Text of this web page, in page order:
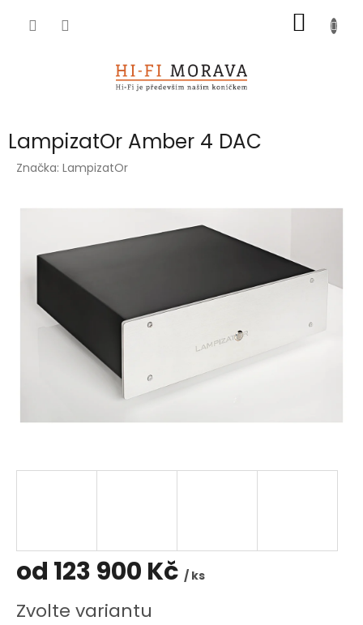
KOŠÍK
LampizatOr Amber 4 DAC
Značka: LampizatOr
od 123 900 Kč / ks
cena:
Zvolte variantu